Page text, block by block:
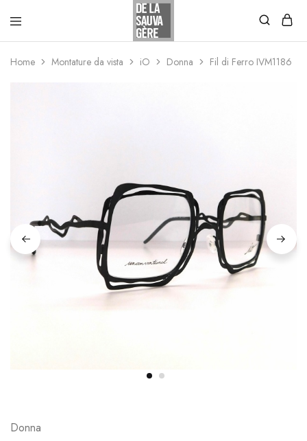
Home Montature da vista iO Donna Fil di Ferro IVM1186
Donna